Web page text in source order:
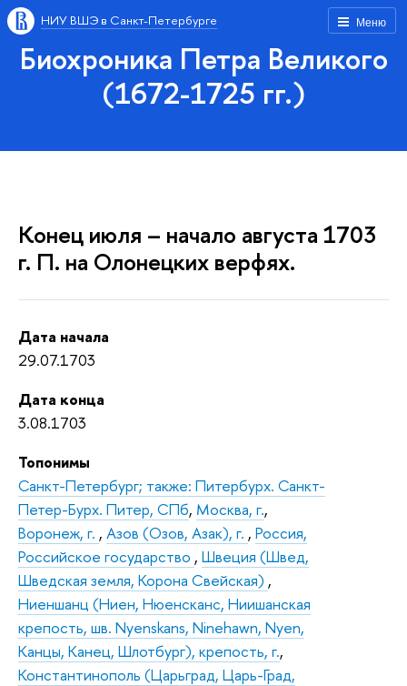
Меню
НИУ ВШЭ в Санкт-Петербурге
Биохроника Петра Великого
(1672-1725 гг.)
Конец июля – начало августа 1703
г. П. на Олонецких верфях.
Дата начала
29.07.1703
Дата конца
3.08.1703
Топонимы
Санкт-Петербург; также: Питербурх. Санкт-
Петер-Бурх. Питер, СПб, Москва, г.,
Воронеж, г. , Азов (Озов, Азак), г. , Россия,
Российское государство , Швеция (Швед,
Шведская земля, Корона Свейская) ,
Ниеншанц (Ниен, Нюенсканс, Ниишанская
крепость, шв. Nyenskans, Ninehawn, Nyen,
Канцы, Канец, Шлотбург), крепость, г.,
Константинополь (Царьград, Царь-Град,